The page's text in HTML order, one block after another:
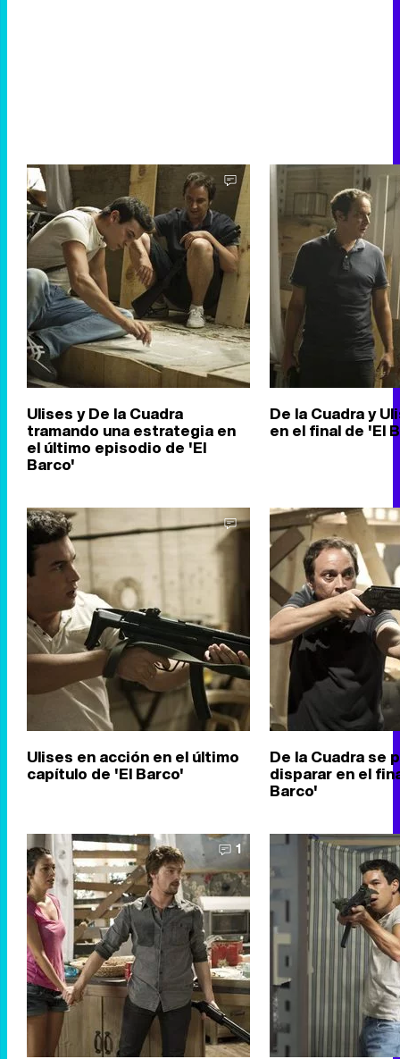
Ulises y De la Cuadra
tramando una estrategia en
el último episodio de 'El
Barco'
De la Cuadra y
en el final de 'El
Ulises en acción en el último
capítulo de 'El Barco'
De la Cuadra se
disparar en el
Barco'
1